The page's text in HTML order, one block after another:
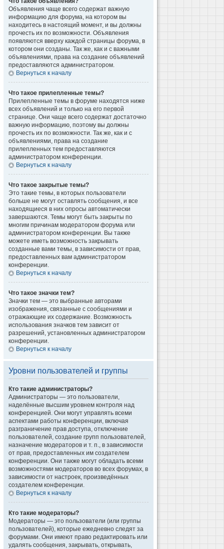
Объявления чаще всего содержат важную
информацию для форума, на котором вы
находитесь в настоящий момент, и вы должны
прочесть их по возможности. Объявления
появляются вверху каждой страницы форума, в
котором они созданы. Так же, как и с важными
объявлениями, права на создание объявлений
предоставляются администратором.
Вернуться к началу
Что такое прилепленные темы?
Прилепленные темы в форуме находятся ниже
всех объявлений и только на его первой
странице. Они чаще всего содержат достаточно
важную информацию, поэтому вы должны
прочесть их по возможности. Так же, как и с
объявлениями, права на создание
прилепленных тем предоставляются
администратором конференции.
Вернуться к началу
Что такое закрытые темы?
Это такие темы, в которых пользователи
больше не могут оставлять сообщения, и все
находящиеся в них опросы автоматически
завершаются. Темы могут быть закрыты по
многим причинам модератором форума или
администратором конференции. Вы также
можете иметь возможность закрывать
созданные вами темы, в зависимости от прав,
предоставленных вам администратором
конференции.
Вернуться к началу
Что такое значки тем?
Значки тем — это выбранные авторами
изображения, связанные с сообщениями и
отражающие их содержание. Возможность
использования значков тем зависит от
разрешений, установленных администратором
конференции.
Вернуться к началу
Уровни пользователей и группы
Кто такие администраторы?
Администраторы — это пользователи,
наделённые высшим уровнем контроля над
конференцией. Они могут управлять всеми
аспектами работы конференции, включая
разграничение прав доступа, отключение
пользователей, создание групп пользователей,
назначение модераторов и т. п., в зависимости
от прав, предоставленных им создателем
конференции. Они также могут обладать всеми
возможностями модераторов во всех форумах, в
зависимости от настроек, произведённых
создателем конференции.
Вернуться к началу
Кто такие модераторы?
Модераторы — это пользователи (или группы
пользователей), которые ежедневно следят за
форумами. Они имеют право редактировать или
удалять сообщения, закрывать, открывать,